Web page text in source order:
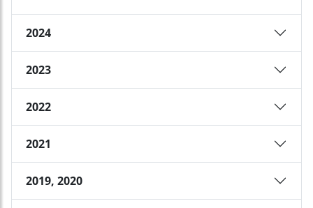
2024
2023
2022
2021
2019, 2020